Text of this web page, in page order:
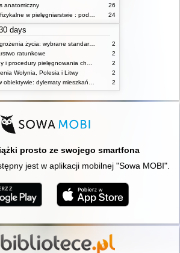
anatomiczny
26
24
days
Stany zagrożenia życia: wybrane standardy opieki i procedury postępowania pielęgniarskiego
2
ratunkowe
2
2
Wołynia, Polesia i Litwy
2
2
prosto ze swojego smartfona
jest w aplikacji mobilnej "Sowa MOBI".